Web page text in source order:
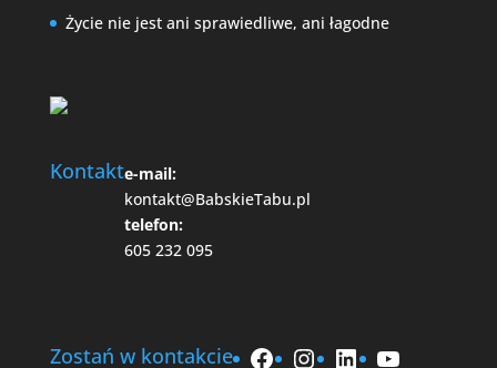
Życie nie jest ani sprawiedliwe, ani łagodne
Kontakte-mail:
kontakt@BabskieTabu.pl
telefon:
605 232 095
Zostań w kontakcie Facebook
Instagram
LinkedInYouTube